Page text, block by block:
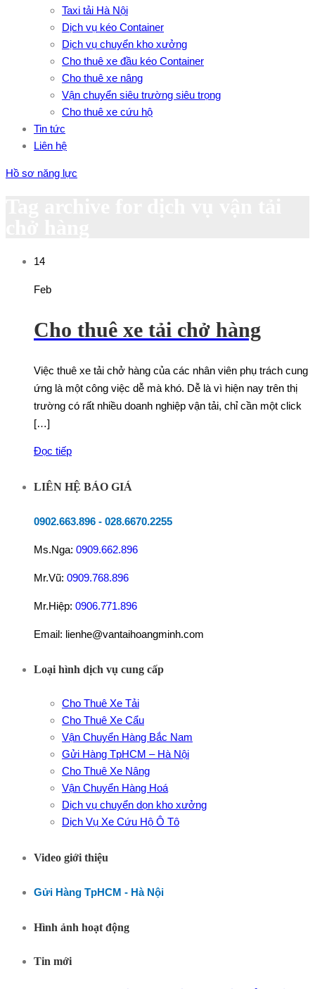
Taxi tải Hà Nội
Dịch vụ kéo Container
Dịch vụ chuyển kho xưởng
Cho thuê xe đầu kéo Container
Cho thuê xe nâng
Vận chuyển siêu trường siêu trọng
Cho thuê xe cứu hộ
Tin tức
Liên hệ
Hồ sơ năng lực
14
Feb
Cho thuê xe tải chở hàng
Việc thuê xe tải chở hàng của các nhân viên phụ trách cung
ứng là một công việc dễ mà khó. Dễ là vì hiện nay trên thị
trường có rất nhiều doanh nghiệp vận tải, chỉ cần một click
[…]
Đọc tiếp
LIÊN HỆ BÁO GIÁ
0902.663.896 - 028.6670.2255
Ms.Nga: 0909.662.896
Mr.Vũ: 0909.768.896
Mr.Hiệp: 0906.771.896
Email: lienhe@vantaihoangminh.com
Loại hình dịch vụ cung cấp
Cho Thuê Xe Tải
Cho Thuê Xe Cẩu
Vận Chuyển Hàng Bắc Nam
Gửi Hàng TpHCM – Hà Nội
Cho Thuê Xe Nâng
Vận Chuyển Hàng Hoá
Dịch vụ chuyển dọn kho xưởng
Dịch Vụ Xe Cứu Hộ Ô Tô
Video giới thiệu
Gửi Hàng TpHCM - Hà Nội
Hình ảnh hoạt động
Tin mới